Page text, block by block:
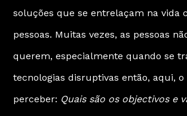
soluções que se entrelaçam na vida
pessoas. Muitas vezes, as pessoas
querem, especialmente quando se
tecnologias disruptivas então, aqui,
perceber: Quais são os objectivos e